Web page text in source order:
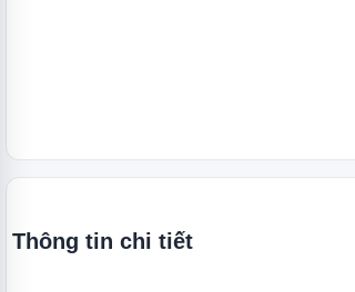
Thông tin chi tiết